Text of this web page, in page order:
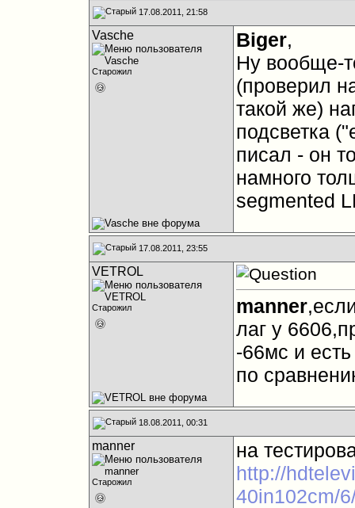
17.08.2011, 21:58
Vasche
Старожил
Biger,
Ну вообще-
(проверил
такой же)
подсветка
писал - он
намного
segmented
17.08.2011, 23:55
VETROL
Старожил manner
лаг у
-66мс и
по
18.08.2011, 00:31
manner
Старожил
на
http://
40in102cm/